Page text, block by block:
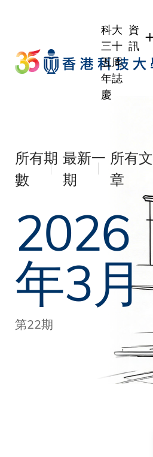
科大
三十
五周
年誌
慶
資
訊
校友
所有期
數
最新一
期
所有文
章
2026
年3月
第22期